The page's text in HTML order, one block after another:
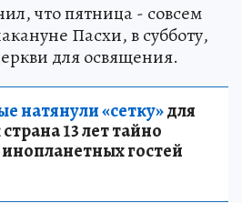
что пятница - совсем
Пасхи, в субботу,
для освящения.
натянули «сетку»для
13 лет тайно
инопланетных гостей